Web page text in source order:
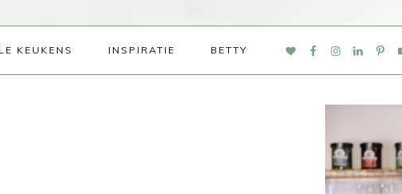
KEUKENS INSPIRATIE BETTY
NAV